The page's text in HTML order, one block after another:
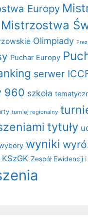
Europy
Mistrzostwa
Olimpiady
Puchar Europy
serwer
960 szkoła
turniej regionalny
tytuły
wyniki
Zespół Ewidencji